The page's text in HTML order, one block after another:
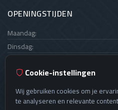
OPENINGSTIJDEN
Maandag:
Dinsdag:
Woensdag:
Donderdag:
Vrijdag:
Zaterdag:
Cookie-instellingen
Wij gebruiken cookies om je
te analyseren en relevante